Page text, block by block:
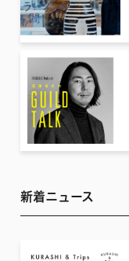
新着ニュース